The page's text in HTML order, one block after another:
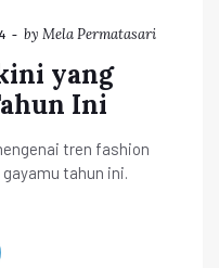
by Mela Permatasari
yang
Ini
tren fashion
tahun ini.